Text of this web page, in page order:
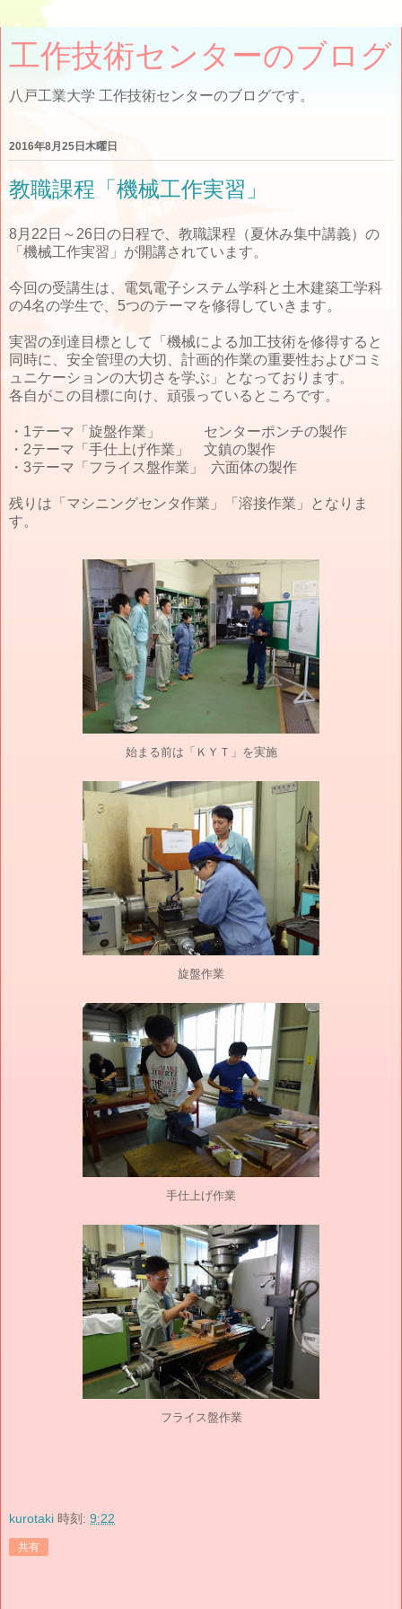
工作技術センターのブログ
八戸工業大学 工作技術センターのブログです。
2016年8月25日木曜日
教職課程「機械工作実習」
8月22日～26日の日程で、教職課程（夏休み集中講義）の
「機械工作実習」が開講されています。
今回の受講生は、電気電子システム学科と土木建築工学科
の4名の学生で、5つのテーマを修得していきます。
実習の到達目標として「機械による加工技術を修得すると
同時に、安全管理の大切、計画的作業の重要性およびコミ
ュニケーションの大切さを学ぶ」となっております。
各自がこの目標に向け、頑張っているところです。
・1テーマ「旋盤作業」 センターポンチの製作
・2テーマ「手仕上げ作業」 文鎮の製作
・3テーマ「フライス盤作業」 六面体の製作
残りは「マシニングセンタ作業」「溶接作業」となりま
す。
始まる前は「ＫＹＴ」を実施
旋盤作業
手仕上げ作業
フライス盤作業
kurotaki 時刻: 9:22
共有